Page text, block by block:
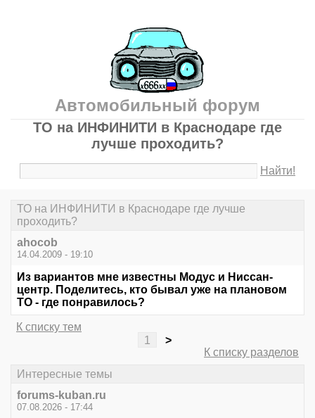
Автомобильный форум
ТО на ИНФИНИТИ в Краснодаре где
лучше проходить?
Найти!
ТО на ИНФИНИТИ в Краснодаре где лучше
проходить?
ahocob
14.04.2009 - 19:10
Из вариантов мне известны Модус и Ниссан-
центр. Поделитесь, кто бывал уже на плановом
ТО - где понравилось?
К списку тем
1
>
К списку разделов
Интересные темы
forums-kuban.ru
07.08.2026 - 17:44